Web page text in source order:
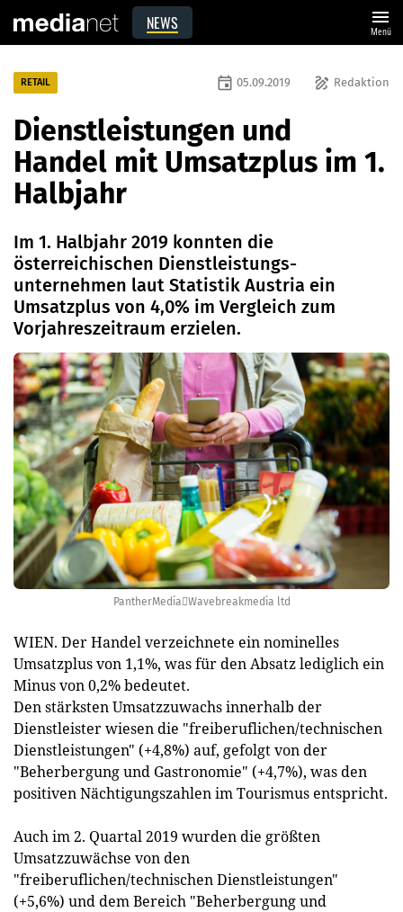
NEWS menu
Menü
PantherMediaWavebreakmedia ltd
RETAIL draw Redaktion
event 05.09.2019
Dienstleistungen und
Handel mit Umsatzplus im 1.
Halbjahr
Im 1. Halbjahr 2019 konnten die
österreichischen Dienstleistungs­
unternehmen laut Statistik Austria ein
Umsatzplus von 4,0% im Vergleich zum
Vorjahreszeitraum erzielen.
WIEN. Der Handel verzeichnete ein nominelles
Umsatzplus von 1,1%, was für den Absatz lediglich ein
Minus von 0,2% bedeutet.
Den stärksten Umsatzzuwachs innerhalb der
Dienstleister wiesen die "freiberuflichen/technischen
Dienstleistungen" (+4,8%) auf, gefolgt von der
"Beherbergung und Gastronomie" (+4,7%), was den
positiven Nächtigungszahlen im Tourismus entspricht.
Auch im 2. Quartal 2019 wurden die größten
Umsatzzuwächse von den
"freiberuflichen/technischen Dienstleistungen"
(+5,6%) und dem Bereich "Beherbergung und